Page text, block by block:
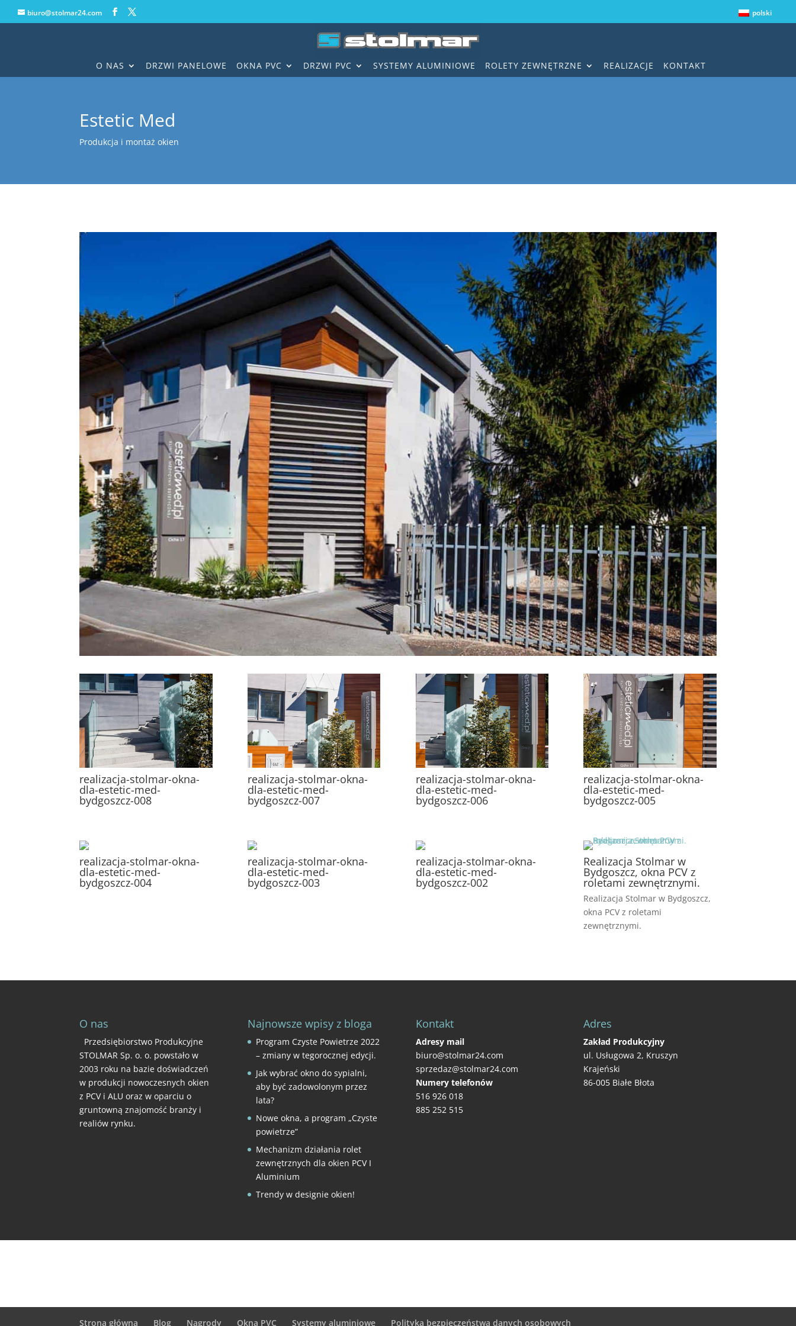
biuro@stolmar24.com polski
O NAS DRZWI PANELOWE OKNA PVC DRZWI PVC SYSTEMY ALUMINIOWE ROLETY ZEWNĘTRZNE REALIZACJE KONTAKT
Estetic Med
Produkcja i montaż okien
realizacja-stolmar-okna-
dla-estetic-med-
bydgoszcz-008
realizacja-stolmar-okna-
dla-estetic-med-
bydgoszcz-007
realizacja-stolmar-okna-
dla-estetic-med-
bydgoszcz-006
realizacja-stolmar-okna-
dla-estetic-med-
bydgoszcz-005
realizacja-stolmar-okna-
dla-estetic-med-
bydgoszcz-004
realizacja-stolmar-okna-
dla-estetic-med-
bydgoszcz-003
realizacja-stolmar-okna-
dla-estetic-med-
bydgoszcz-002
Realizacja Stolmar w
Bydgoszcz, okna PCV z
roletami zewnętrznymi.
Realizacja Stolmar w Bydgoszcz,
okna PCV z roletami
zewnętrznymi.
O nas
Przedsiębiorstwo Produkcyjne
STOLMAR Sp. o. o. powstało w
2003 roku na bazie doświadczeń
w produkcji nowoczesnych okien
z PCV i ALU oraz w oparciu o
gruntowną znajomość branży i
realiów rynku.
Najnowsze wpisy z bloga
Program Czyste Powietrze 2022
– zmiany w tegorocznej edycji.
Jak wybrać okno do sypialni,
aby być zadowolonym przez
lata?
Nowe okna, a program „Czyste
powietrze”
Mechanizm działania rolet
zewnętrznych dla okien PCV I
Aluminium
Trendy w designie okien!
Kontakt
Adresy mail
biuro@stolmar24.com
sprzedaz@stolmar24.com
Numery telefonów
516 926 018
885 252 515
Adres
Zakład Produkcyjny
ul. Usługowa 2, Kruszyn
Krajeński
86-005 Białe Błota
Strona główna Blog Nagrody Okna PVC Systemy aluminiowe Polityka bezpieczeństwa danych osobowych